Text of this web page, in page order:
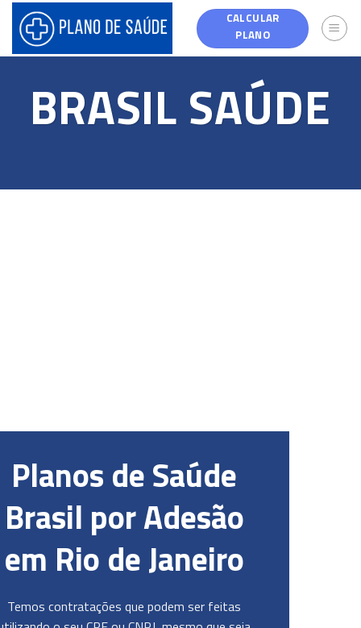
content
CALCULAR
PLANO
BRASIL SAÚDE
Planos de Saúde
Brasil por Adesão
em Rio de Janeiro
Temos contratações que podem ser feitas